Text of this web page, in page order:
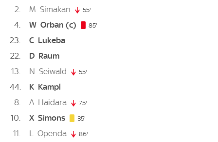
2
M Simakan 55'
4 W Orban (c) 85'
23 C Lukeba
22
D Raum
13
N Seiwald 55'
44 K Kampl
8
A Haidara 75'
10 X Simons 35'
11 L Openda 86'